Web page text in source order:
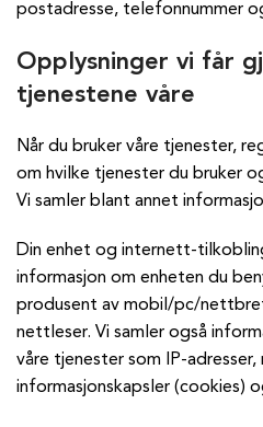
postadresse, telefonnummer
Opplysninger vi får
tjenestene våre
Når du bruker våre tjenester,
om hvilke tjenester du bruker
Vi samler blant annet
Din enhet og internett-
informasjon om enheten du
produsent av mobil/pc/
nettleser. Vi samler også
våre tjenester som IP-
informasjonskapsler (cookies)